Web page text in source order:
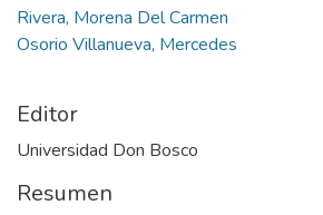
Rivera, Morena Del Carmen
Osorio Villanueva, Mercedes
Editor
Universidad Don Bosco
Resumen